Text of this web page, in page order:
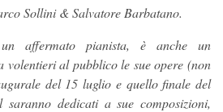
Sollini & Salvatore Barbatano.
affermato pianista, è anche un
volentieri al pubblico le sue opere (non
del 15 luglio e quello finale del
saranno dedicati a sue composizioni,